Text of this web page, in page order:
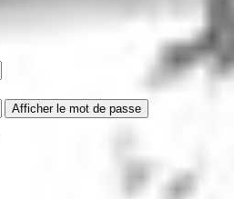
Afficher le mot de passe